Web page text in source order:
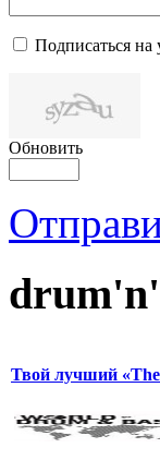
Подписаться на
Обновить
Твой лучший